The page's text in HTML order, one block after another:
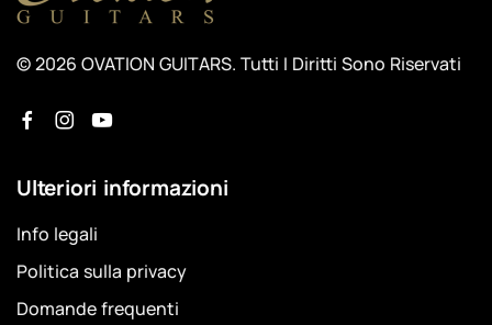
© 2026 OVATION GUITARS. Tutti I Diritti Sono Riservati
Ulteriori informazioni
Info legali
Politica sulla privacy
Domande frequenti